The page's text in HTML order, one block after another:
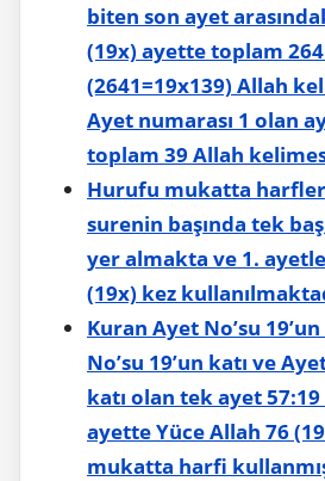
biten son ayet
(19x) ayette toplam
(2641=19x139) Allah
Ayet numarası 1 olan
toplam 39 Allah
Hurufu mukatta
surenin başında tek
yer almakta ve 1.
(19x) kez
Kuran Ayet No’su
No’su 19’un katı ve
katı olan tek ayet
ayette Yüce Allah 76
mukatta harfi